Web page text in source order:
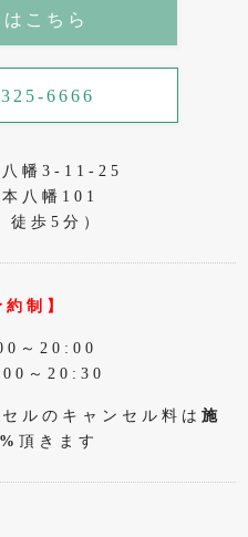
こちら
6666
八幡3-11-25
八幡101
徒歩5分）
約制】
～20:00
～20:30
ルのキャンセル料は施
頂きます